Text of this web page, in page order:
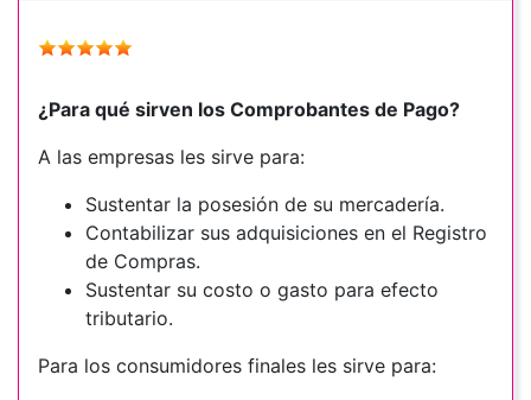
¿Para qué sirven los Comprobantes de Pago?
A las empresas les sirve para:
Sustentar la posesión de su mercadería.
Contabilizar sus adquisiciones en el Registro
de Compras.
Sustentar su costo o gasto para efecto
tributario.
Para los consumidores finales les sirve para: